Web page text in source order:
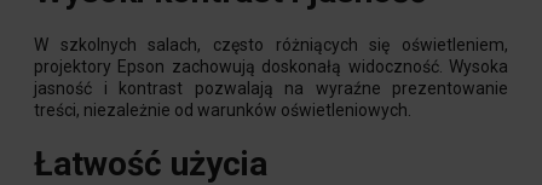
W szkolnych salach, często różniących się oświetleniem,
projektory Epson zachowują doskonałą widoczność. Wysoka
jasność i kontrast pozwalają na wyraźne prezentowanie
treści, niezależnie od warunków oświetleniowych.
Łatwość użycia